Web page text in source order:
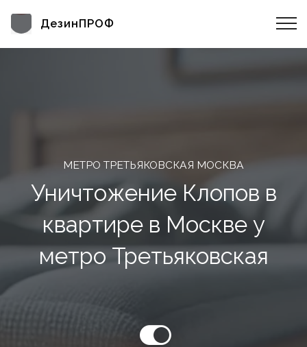
ДезинПРОФ
МЕТРО ТРЕТЬЯКОВСКАЯ МОСКВА
Уничтожение Клопов в
квартире в Москве у
метро Третьяковская